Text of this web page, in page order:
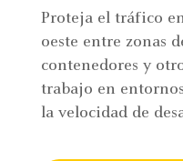
Proteja el tráfico
oeste entre zonas
contenedores y
trabajo en
la velocidad de